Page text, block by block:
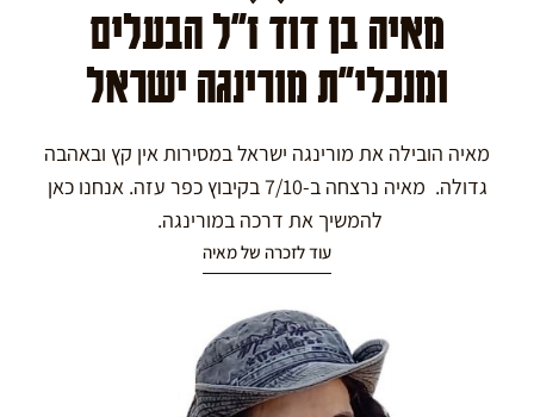
מאיה בן דוד ז"ל הבעלים
ומנכלי"ת מורינגה ישראל
מאיה הובילה את מורינגה ישראל במסירות אין קץ ובאהבה
גדולה. מאיה נרצחה ב-7/10 בקיבוץ כפר עזה. אנחנו כאן
להמשיך את דרכה במורינגה.
עוד לזכרה של מאיה